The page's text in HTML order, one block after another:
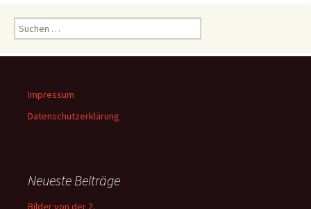
Suchen
nach:
Impressum
Datenschutzerklärung
Neueste Beiträge
Bilder von der 2.